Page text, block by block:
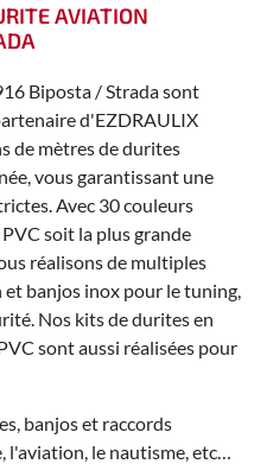
AVIATION
Biposta / Strada sont
d'EZDRAULIX
de mètres de durites
vous garantissant une
Avec 30 couleurs
soit la plus grande
réalisons de multiples
banjos inox pour le tuning,
Nos kits de durites en
sont aussi réalisées pour
banjos et raccords
le nautisme, etc…